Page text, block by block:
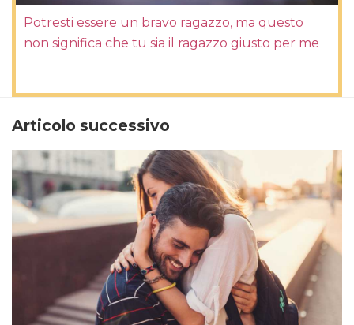
Potresti essere un bravo ragazzo, ma questo
non significa che tu sia il ragazzo giusto per me
Articolo successivo